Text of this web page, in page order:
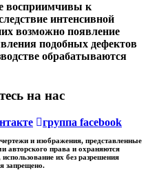
восприимчивы к
интенсивной
возможно появление
подобных дефектов
обрабатываются
на нас
группа facebook
и изображения, представленные
авторского права и охраняются
их без разрешения
запрещено.